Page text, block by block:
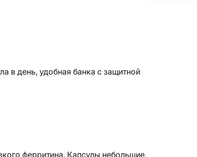
в день, удобная банка с защитной
ферритина. Капсулы небольшие,